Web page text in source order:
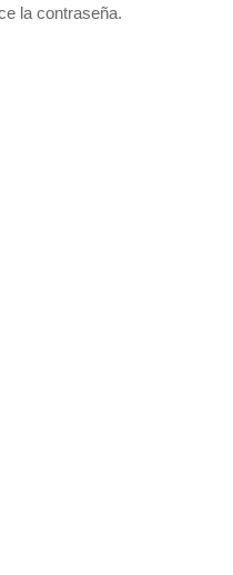
la contraseña.